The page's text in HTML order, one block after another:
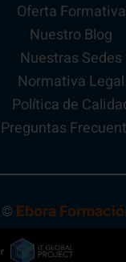
Oferta Formativa
Nuestro Blog
Nuestras Sedes
Normativa Legal
Política de
Preguntas
© Ebora